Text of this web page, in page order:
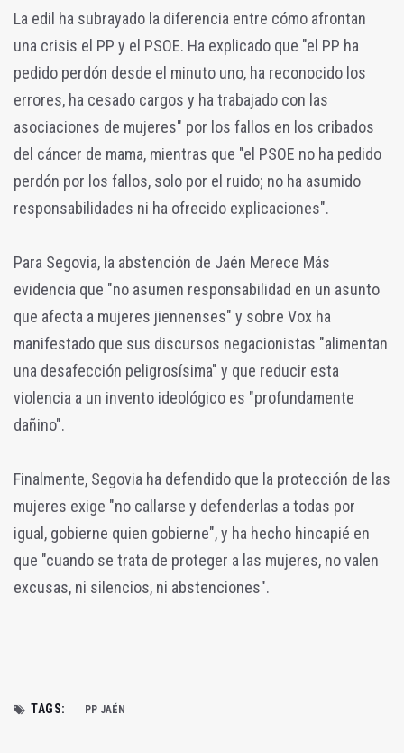
La edil ha subrayado la diferencia entre cómo afrontan
una crisis el PP y el PSOE. Ha explicado que "el PP ha
pedido perdón desde el minuto uno, ha reconocido los
errores, ha cesado cargos y ha trabajado con las
asociaciones de mujeres" por los fallos en los cribados
del cáncer de mama, mientras que "el PSOE no ha pedido
perdón por los fallos, solo por el ruido; no ha asumido
responsabilidades ni ha ofrecido explicaciones".
Para Segovia, la abstención de Jaén Merece Más
evidencia que "no asumen responsabilidad en un asunto
que afecta a mujeres jiennenses" y sobre Vox ha
manifestado que sus discursos negacionistas "alimentan
una desafección peligrosísima" y que reducir esta
violencia a un invento ideológico es "profundamente
dañino".
Finalmente, Segovia ha defendido que la protección de las
mujeres exige "no callarse y defenderlas a todas por
igual, gobierne quien gobierne", y ha hecho hincapié en
que "cuando se trata de proteger a las mujeres, no valen
excusas, ni silencios, ni abstenciones".
TAGS: PP JAÉN